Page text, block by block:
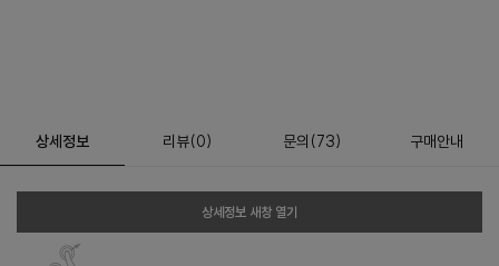
상세정보 리뷰(0) 문의 (73) 구매안내
상세정보 새창 열기